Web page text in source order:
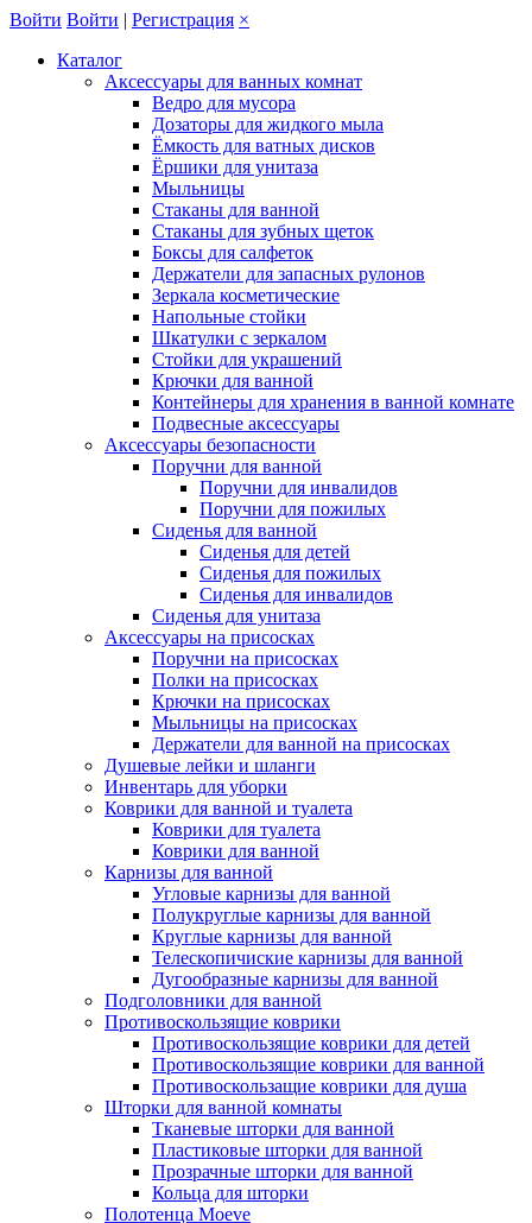
Войти Войти | Регистрация ×
Каталог
Аксессуары для ванных комнат
Ведро для мусора
Дозаторы для жидкого мыла
Ёмкость для ватных дисков
Ёршики для унитаза
Мыльницы
Стаканы для ванной
Стаканы для зубных щеток
Боксы для салфеток
Держатели для запасных рулонов
Зеркала косметические
Напольные стойки
Шкатулки с зеркалом
Стойки для украшений
Крючки для ванной
Контейнеры для хранения в ванной комнате
Подвесные аксессуары
Аксессуары безопасности
Поручни для ванной
Поручни для инвалидов
Поручни для пожилых
Сиденья для ванной
Сиденья для детей
Сиденья для пожилых
Сиденья для инвалидов
Сиденья для унитаза
Аксессуары на присосках
Поручни на присосках
Полки на присосках
Крючки на присосках
Мыльницы на присосках
Держатели для ванной на присосках
Душевые лейки и шланги
Инвентарь для уборки
Коврики для ванной и туалета
Коврики для туалета
Коврики для ванной
Карнизы для ванной
Угловые карнизы для ванной
Полукруглые карнизы для ванной
Круглые карнизы для ванной
Телескопичиские карнизы для ванной
Дугообразные карнизы для ванной
Подголовники для ванной
Противоскользящие коврики
Противоскользящие коврики для детей
Противоскользящие коврики для ванной
Противоскользащие коврики для душа
Шторки для ванной комнаты
Тканевые шторки для ванной
Пластиковые шторки для ванной
Прозрачные шторки для ванной
Кольца для шторки
Полотенца Moeve